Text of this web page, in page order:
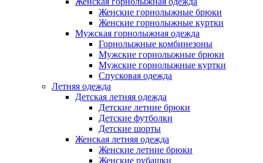
Женские горнолыжные брюки
Женские горнолыжные куртки
Мужская горнолыжная одежда
Горнолыжные комбинезоны
Мужские горнолыжные брюки
Мужские горнолыжные куртки
Спусковая одежда
Летняя одежда
Детская летняя одежда
Детские летние брюки
Детские футболки
Детские шорты
Женская летняя одежда
Женские летние брюки
Женские рубашки